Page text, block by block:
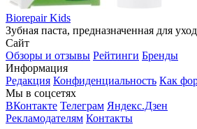
Biorepair Kids
Зубная паста, предназначенная для
Сайт
Обзоры и отзывы Рейтинги Бренды
Информация
Редакция Конфиденциальность Как
Мы в соцсетях
ВКонтакте Телеграм Яндекс.Дзен
Рекламодателям Контакты